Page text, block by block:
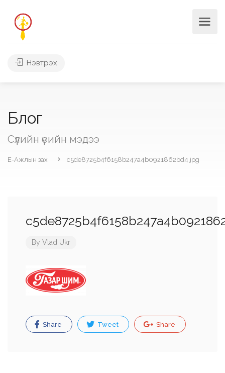
Нэвтрэх
Блог
Сүүлийн үеийн мэдээ
Е-Ажлын зах c5de8725b4f6158b247a4b0921862bd4.jpg
By Vlad Ukr
Share Tweet Share